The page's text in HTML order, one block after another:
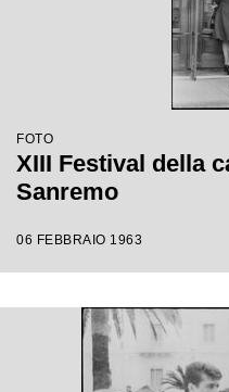
FOTO
XIII Festival della
Sanremo
06 FEBBRAIO 1963